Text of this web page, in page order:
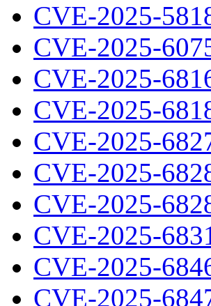
CVE-2025-
CVE-2025-
CVE-2025-
CVE-2025-
CVE-2025-
CVE-2025-
CVE-2025-
CVE-2025-
CVE-2025-
CVE-2025-